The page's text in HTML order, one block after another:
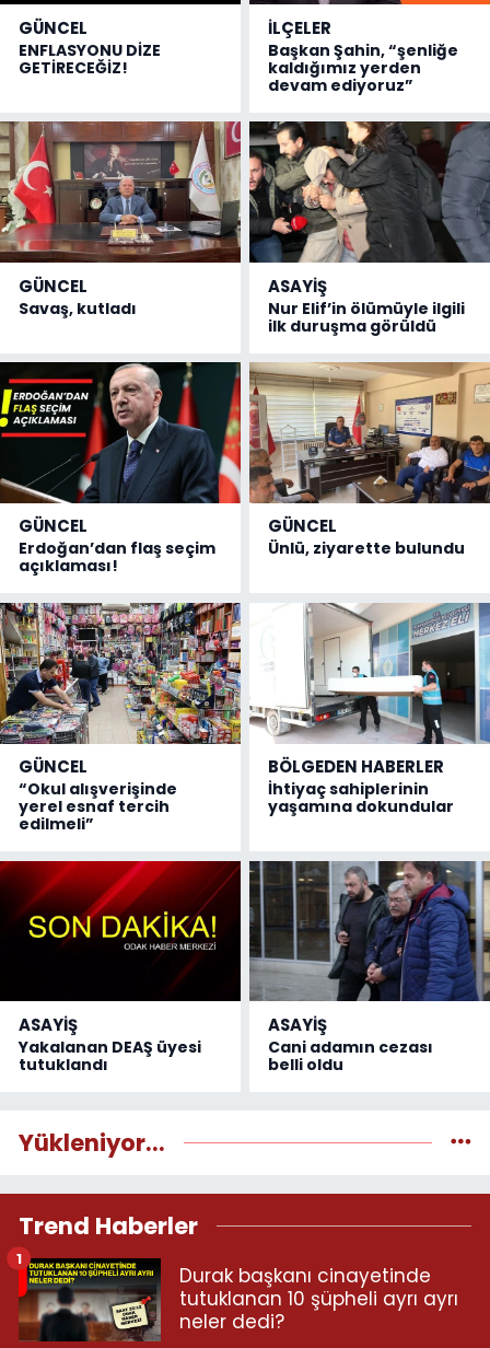
GÜNCEL
ENFLASYONU DİZE
GETİRECEĞİZ!
İLÇELER
Başkan Şahin, “şenliğe
kaldığımız yerden
devam ediyoruz”
GÜNCEL
Savaş, kutladı
ASAYİŞ
Nur Elif’in ölümüyle ilgili
ilk duruşma görüldü
GÜNCEL
Erdoğan’dan flaş seçim
açıklaması!
GÜNCEL
Ünlü, ziyarette bulundu
GÜNCEL
“Okul alışverişinde
yerel esnaf tercih
edilmeli”
BÖLGEDEN HABERLER
İhtiyaç sahiplerinin
yaşamına dokundular
ASAYİŞ
Yakalanan DEAŞ üyesi
tutuklandı
ASAYİŞ
Cani adamın cezası
belli oldu
Yükleniyor...
Trend Haberler
Durak başkanı cinayetinde
tutuklanan 10 şüpheli ayrı ayrı
neler dedi?
1